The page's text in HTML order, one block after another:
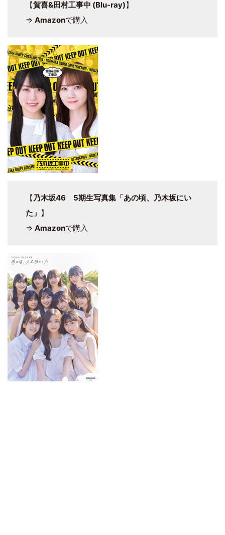
【賀喜&田村工事中 (Blu-ray)】
⇒ Amazonで購入
【 乃木坂46 5期生写真集「あの頃、乃木坂にい
た」 】
⇒ Amazonで購入